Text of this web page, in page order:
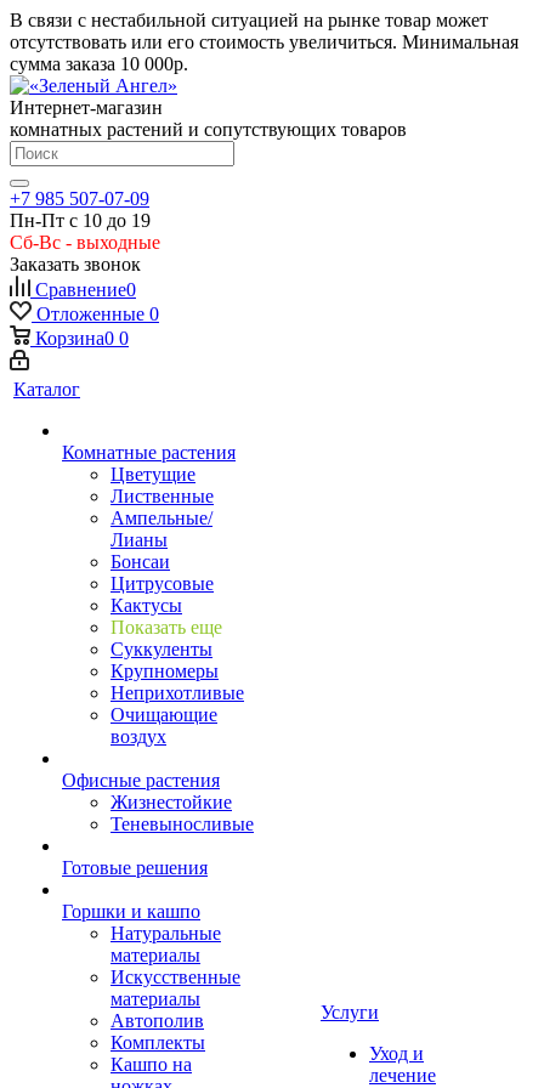
В связи с нестабильной ситуацией на рынке товар может
отсутствовать или его стоимость увеличиться. Минимальная
сумма заказа 10 000р.
Интернет-магазин
комнатных растений и сопутствующих товаров
+7 985 507-07-09
Пн-Пт с 10 до 19
Сб-Вс - выходные
Заказать звонок
Сравнение0
Отложенные 0
Корзина0 0
Каталог
Комнатные растения
Цветущие
Лиственные
Ампельные/
Лианы
Бонсаи
Цитрусовые
Кактусы
Показать еще
Суккуленты
Крупномеры
Неприхотливые
Очищающие
воздух
Офисные растения
Жизнестойкие
Теневыносливые
Готовые решения
Горшки и кашпо
Натуральные
материалы
Искусственные
материалы
Автополив
Комплекты
Кашпо на
Услуги
Уход и
лечение